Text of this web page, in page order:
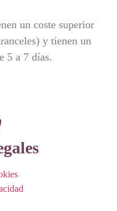
un coste superior
y tienen un
5 a 7 días.